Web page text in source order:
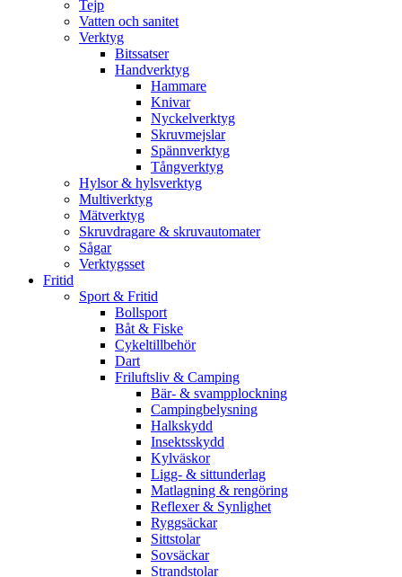
Tejp
Vatten och sanitet
Verktyg
Bitssatser
Handverktyg
Hammare
Knivar
Nyckelverktyg
Skruvmejslar
Spännverktyg
Tångverktyg
Hylsor & hylsverktyg
Multiverktyg
Mätverktyg
Skruvdragare & skruvautomater
Sågar
Verktygsset
Fritid
Sport & Fritid
Bollsport
Båt & Fiske
Cykeltillbehör
Dart
Friluftsliv & Camping
Bär- & svampplockning
Campingbelysning
Halkskydd
Insektsskydd
Kylväskor
Ligg- & sittunderlag
Matlagning & rengöring
Reflexer & Synlighet
Ryggsäckar
Sittstolar
Sovsäckar
Strandstolar